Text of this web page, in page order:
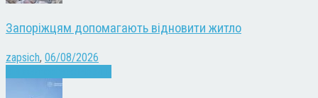
Запоріжцям допомагають відновити житло
zapsich, 06/08/2026